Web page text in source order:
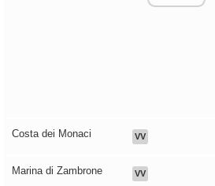
Costa dei Monaci VV
Marina di Zambrone VV